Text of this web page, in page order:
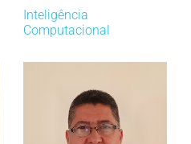
Inteligência
Computacional